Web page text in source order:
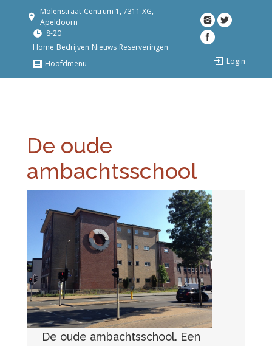
Molenstraat-Centrum 1, 7311 XG,
Apeldoorn
8-20
Home Bedrijven Nieuws Reserveringen
Hoofdmenu
Login
De oude
ambachtsschool
De oude ambachtsschool. Een